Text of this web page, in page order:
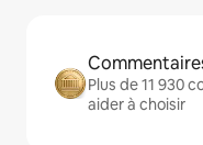
Plus de 11 930
aider à choisir